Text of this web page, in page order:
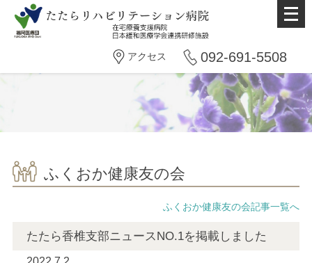
メ
ニ
ー
を
開
く
092-691-5508
アクセス
ふくおか健康友の会
ふくおか健康友の会記事一覧へ
たたら香椎支部ニュースNO.1を掲載しました